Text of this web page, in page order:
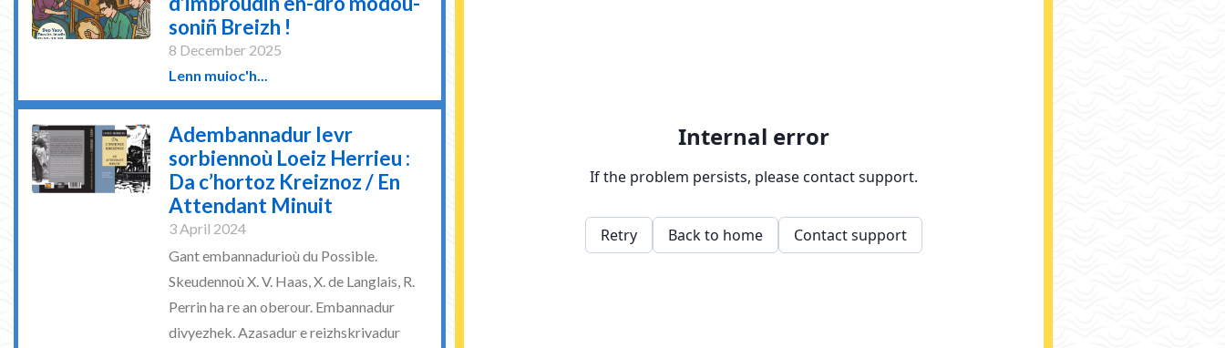
soniñ Breizh !
8 December 2025
Lenn muioc'h...
Adembannadur levr
sorbiennoù Loeiz Herrieu :
Da c’hortoz Kreiznoz / En
Attendant Minuit
3 April 2024
Gant embannadurioù du Possible.
Skeudennoù X. V. Haas, X. de Langlais, R.
Perrin ha re an oberour. Embannadur
divyezhek. Azasadur e reizhskrivadur